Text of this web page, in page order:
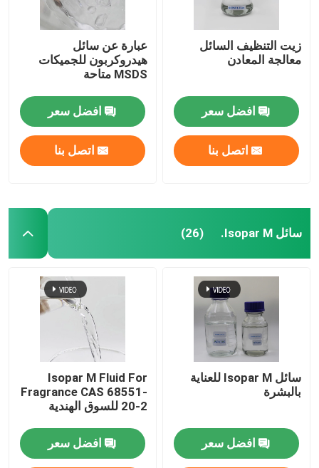
زيت التنظيف السائل
معالجة المعادن
افضل سعر
اتصل بنا
عبارة عن سائل
هيدروكربون للجميكات
MSDS متاحة
افضل سعر
اتصل بنا
سائل Isopar M. (26)
سائل Isopar M للعناية
بالبشرة
افضل سعر
Isopar M Fluid For
Fragrance CAS 68551-
20-2 للسوق الهندية
افضل سعر